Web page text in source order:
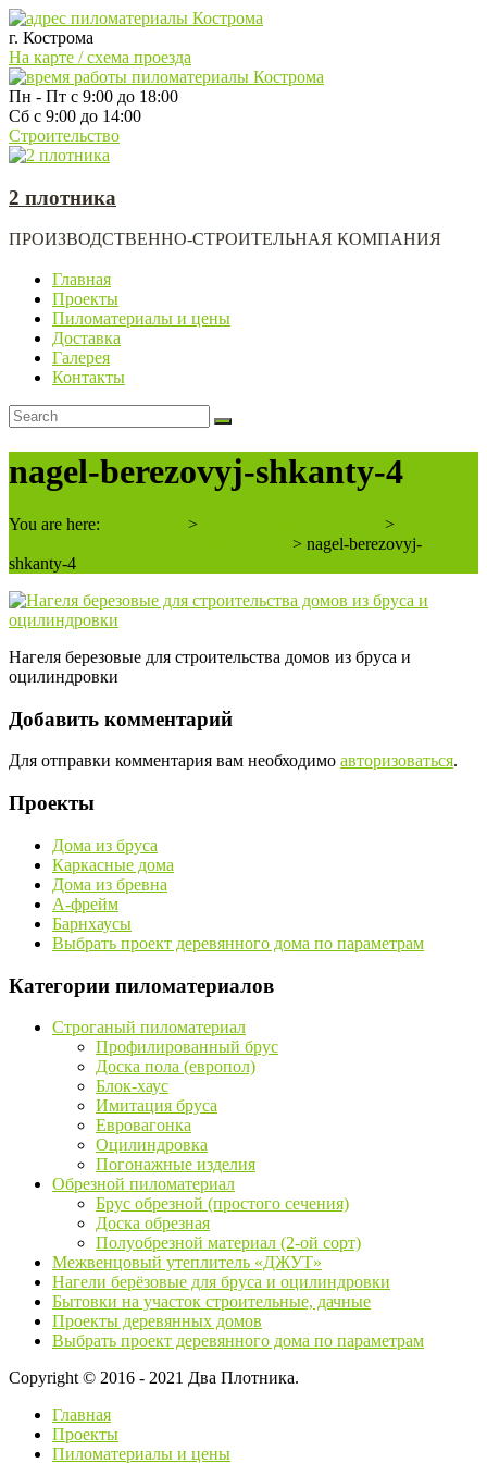
г. Кострома
На карте / схема проезда
Пн - Пт с 9:00 до 18:00
Сб с 9:00 до 14:00
Строительство
2 плотника
ПРОИЗВОДСТВЕННО-СТРОИТЕЛЬНАЯ КОМПАНИЯ
Главная
Проекты
Пиломатериалы и цены
Доставка
Галерея
Контакты
nagel-berezovyj-shkanty-4
You are here: > >
> nagel-berezovyj-
shkanty-4
Нагеля березовые для строительства домов из бруса и
оцилиндровки
Добавить комментарий
Для отправки комментария вам необходимо авторизоваться.
Проекты
Дома из бруса
Каркасные дома
Дома из бревна
А-фрейм
Барнхаусы
Выбрать проект деревянного дома по параметрам
Категории пиломатериалов
Строганый пиломатериал
Профилированный брус
Доска пола (европол)
Блок-хаус
Имитация бруса
Евровагонка
Оцилиндровка
Погонажные изделия
Обрезной пиломатериал
Брус обрезной (простого сечения)
Доска обрезная
Полуобрезной материал (2-ой сорт)
Межвенцовый утеплитель «ДЖУТ»
Нагели берёзовые для бруса и оцилиндровки
Бытовки на участок строительные, дачные
Проекты деревянных домов
Выбрать проект деревянного дома по параметрам
Copyright © 2016 - 2021 Два Плотника.
Главная
Проекты
Пиломатериалы и цены